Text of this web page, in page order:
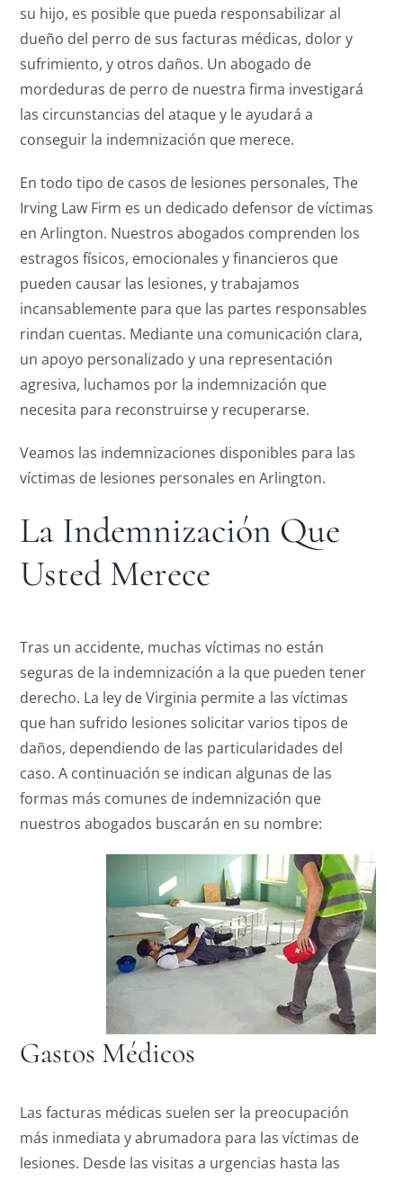
su hijo, es posible que pueda responsabilizar al
dueño del perro de sus facturas médicas, dolor y
sufrimiento, y otros daños. Un abogado de
mordeduras de perro de nuestra firma investigará
las circunstancias del ataque y le ayudará a
conseguir la indemnización que merece.
En todo tipo de casos de lesiones personales, The
Irving Law Firm es un dedicado defensor de víctimas
en Arlington. Nuestros abogados comprenden los
estragos físicos, emocionales y financieros que
pueden causar las lesiones, y trabajamos
incansablemente para que las partes responsables
rindan cuentas. Mediante una comunicación clara,
un apoyo personalizado y una representación
agresiva, luchamos por la indemnización que
necesita para reconstruirse y recuperarse.
Veamos las indemnizaciones disponibles para las
víctimas de lesiones personales en Arlington.
La Indemnización Que
Usted Merece
Tras un accidente, muchas víctimas no están
seguras de la indemnización a la que pueden tener
derecho. La ley de Virginia permite a las víctimas
que han sufrido lesiones solicitar varios tipos de
daños, dependiendo de las particularidades del
caso. A continuación se indican algunas de las
formas más comunes de indemnización que
nuestros abogados buscarán en su nombre:
Gastos Médicos
Las facturas médicas suelen ser la preocupación
más inmediata y abrumadora para las víctimas de
lesiones. Desde las visitas a urgencias hasta las